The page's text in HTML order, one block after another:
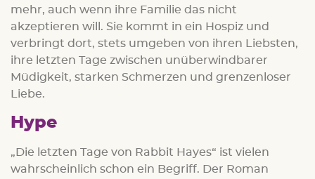
mehr, auch wenn ihre Familie das nicht
akzeptieren will. Sie kommt in ein Hospiz und
verbringt dort, stets umgeben von ihren Liebsten,
ihre letzten Tage zwischen unüberwindbarer
Müdigkeit, starken Schmerzen und grenzenloser
Liebe.
Hype
„Die letzten Tage von Rabbit Hayes“ ist vielen
wahrscheinlich schon ein Begriff. Der Roman